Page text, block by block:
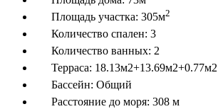
Площадь участка: 305м2
Количество спален: 3
Количество ванных: 2
Терраса: 18.13м2+13.69м2+0.77м2
Бассейн: Общий
Расстояние до моря: 308 м